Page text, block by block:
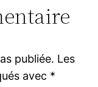
publiée. Les
avec *